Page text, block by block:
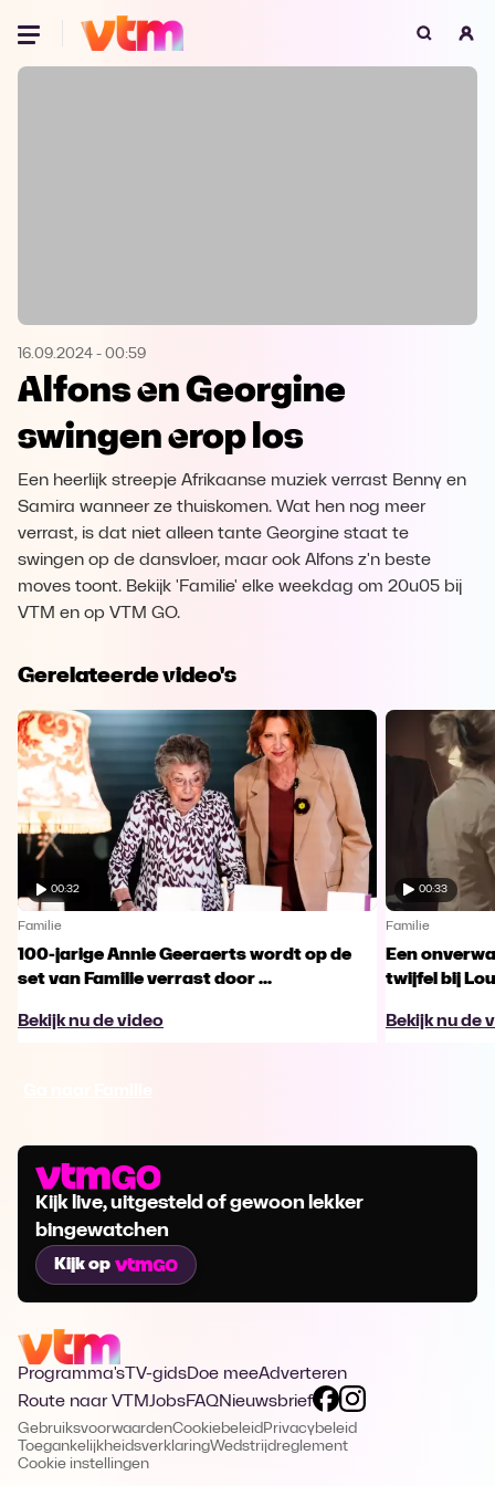
Oeps, browser niet ondersteund
Microsoft Edge Download
Opera
16.09.2024 - 00:59
Alfons en Georgine
swingen erop los
Een heerlijk streepje Afrikaanse muziek verrast Benny en
Samira wanneer ze thuiskomen. Wat hen nog meer
verrast, is dat niet alleen tante Georgine staat te
swingen op de dansvloer, maar ook Alfons z'n beste
moves toont. Bekijk 'Familie' elke weekdag om 20u05 bij
VTM en op VTM GO.
Gerelateerde video's
00:32
Familie
100-jarige Annie Geeraerts wordt op de
set van Familie verrast door ...
Bekijk nu de video
00:33
Familie
Een
twijfel bij
Bekijk nu de
Kijk live, uitgesteld of gewoon lekker
bingewatchen
Kijk op
Programma's TV-gidsDoe meeAdverteren
Route naar VTMJobsFAQNieuwsbrief
GebruiksvoorwaardenCookiebeleid Privacybeleid
ToegankelijkheidsverklaringWedstrijdreglement
Cookie instellingen